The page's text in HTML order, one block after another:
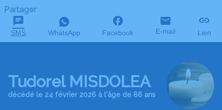
Partager
SMS WhatsApp Facebook E-mail Lien
Tudorel MISDOLEA
décédé le 24 février 2026 à l'âge de 86 ans